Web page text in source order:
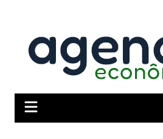
conteúdo